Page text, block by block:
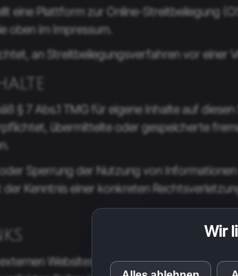
eine Plattform zur Online-Streitbeilegung
oben im Impressum.
an Streitbeilegungsverfahren vor einer
§ 7 Abs.1 TMG für eigene Inhalte auf
übermittelte oder gespeicherte
Sperrung der Nutzung von
Kenntnis einer konkreten
Websites Dritter, auf deren Inhalte
Wir
Diese Website oder ihre